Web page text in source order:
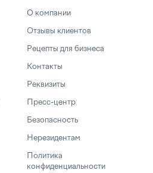
О компании
Отзывы клиентов
Рецепты для бизнеса
Контакты
Реквизиты
Пресс-центр
Безопасность
Нерезидентам
Политика
конфиденциальности